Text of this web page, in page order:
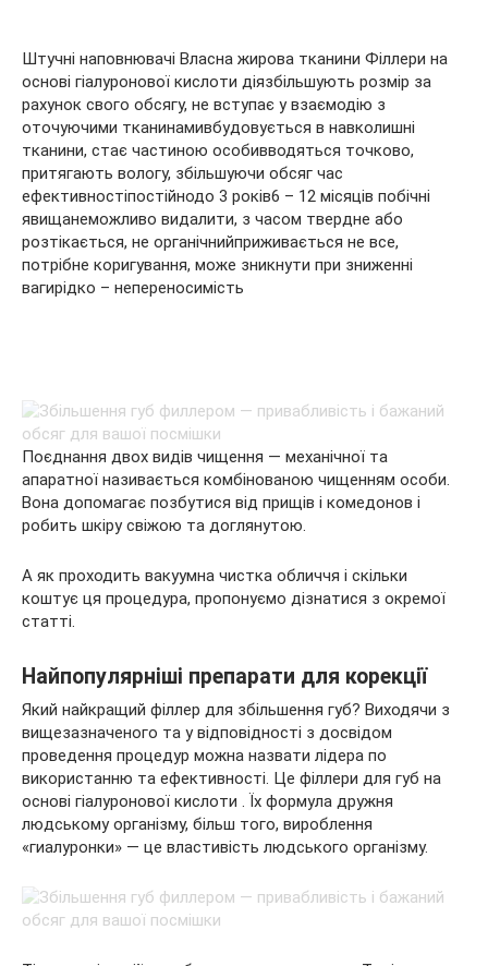
Штучні наповнювачі Власна жирова тканини Філлери на
основі гіалуронової кислоти діязбільшують розмір за
рахунок свого обсягу, не вступає у взаємодію з
оточуючими тканинамивбудовується в навколишні
тканини, стає частиною особивводяться точково,
притягають вологу, збільшуючи обсяг час
ефективностіпостійнодо 3 років6 – 12 місяців побічні
явищанеможливо видалити, з часом твердне або
розтікається, не органічнийприживається не все,
потрібне коригування, може зникнути при зниженні
вагирідко – непереносимість
Поєднання двох видів чищення — механічної та
апаратної називається комбінованою чищенням особи.
Вона допомагає позбутися від прищів і комедонов і
робить шкіру свіжою та доглянутою.
А як проходить вакуумна чистка обличчя і скільки
коштує ця процедура, пропонуємо дізнатися з окремої
статті.
Найпопулярніші препарати для корекції
Який найкращий філлер для збільшення губ? Виходячи з
вищезазначеного та у відповідності з досвідом
проведення процедур можна назвати лідера по
використанню та ефективності. Це філлери для губ на
основі гіалуронової кислоти . Їх формула дружня
людському організму, більш того, вироблення
«гиалуронки» — це властивість людського організму.